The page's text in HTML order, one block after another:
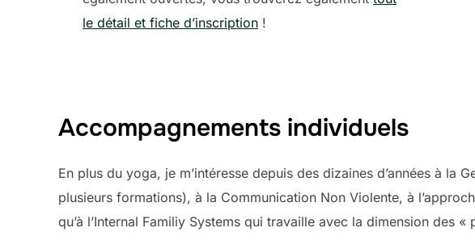
le détail et fiche d’inscription !
Accompagnements individuels
En plus du yoga, je m’intéresse depuis des dizaines d’années à la
plusieurs formations), à la Communication Non Violente, à
qu’à l’Internal Familiy Systems qui travaille avec la dimension des «